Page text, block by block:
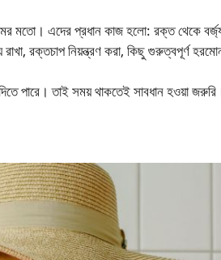
মতো। এদের প্রধান কাজ হলো: রক্ত থেকে বর্জ্য
রক্তচাপ নিয়ন্ত্রণ করা, কিছু গুরুত্বপূর্ণ
পারে। তাই সময় থাকতেই সাবধান হওয়া